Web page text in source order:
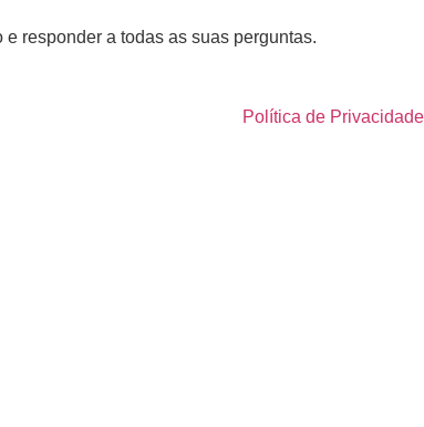
responder a todas as suas perguntas.
Política de Privacidade